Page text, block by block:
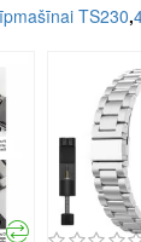
TS230,